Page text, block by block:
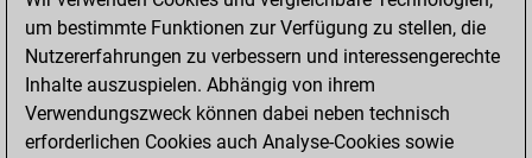
Montag,
Dezember 13, 2021
You won
against Fritz
Fritz
um bestimmte Funktionen zur Verfügung zu stellen, die
Nutzererfahrungen zu verbessern und interessengerechte
Inhalte auszuspielen. Abhängig von ihrem
Verwendungszweck können dabei neben technisch
erforderlichen Cookies auch Analyse-Cookies sowie